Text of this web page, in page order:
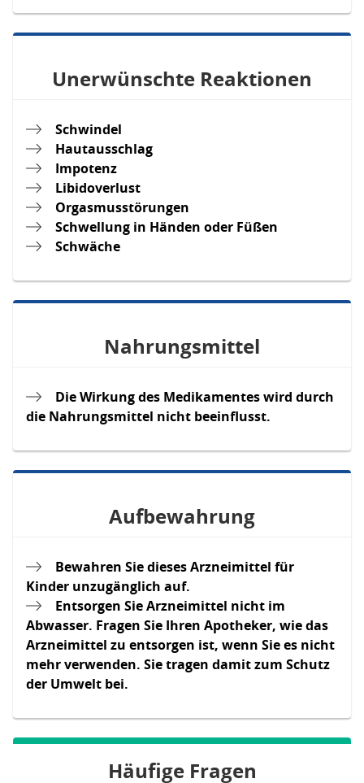
Unerwünschte Reaktionen
Schwindel
Hautausschlag
Impotenz
Libidoverlust
Orgasmusstörungen
Schwellung in Händen oder Füßen
Schwäche
Nahrungsmittel
Die Wirkung des Medikamentes wird durch
die Nahrungsmittel nicht beeinflusst.
Aufbewahrung
Bewahren Sie dieses Arzneimittel für
Kinder unzugänglich auf.
Entsorgen Sie Arzneimittel nicht im
Abwasser. Fragen Sie Ihren Apotheker, wie das
Arzneimittel zu entsorgen ist, wenn Sie es nicht
mehr verwenden. Sie tragen damit zum Schutz
der Umwelt bei.
Häufige Fragen